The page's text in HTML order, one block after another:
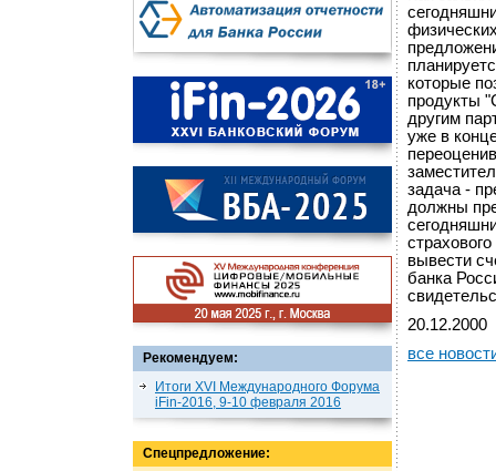
Рекомендуем:
Итоги XVI Международного Форума
iFin-2016, 9-10 февраля 2016
Спецпредложение:
которые
продукты
другим
уже в
задача -
должны
вывести
банка
20.12.2000
все